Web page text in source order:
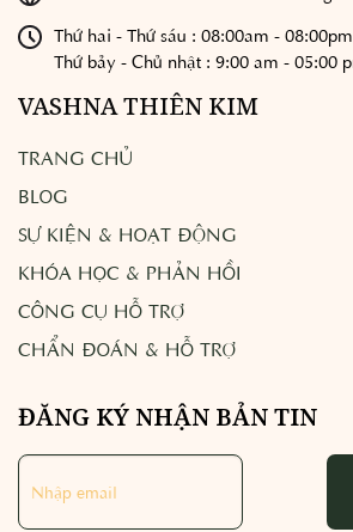
Thứ hai - Thứ sáu : 08:00am - 08:00pm
Thứ bảy - Chủ nhật : 9:00 am - 05:00
VASHNA THIÊN KIM
TRANG CHỦ
BLOG
SỰ KIỆN & HOẠT ĐỘNG
KHÓA HỌC & PHẢN HỒI
CÔNG CỤ HỖ TRỢ
CHẨN ĐOÁN & HỖ TRỢ
ĐĂNG KÝ NHẬN BẢN TIN